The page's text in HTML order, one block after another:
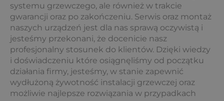
systemu grzewczego, ale również w trakcie
gwarancji oraz po zakończeniu. Serwis oraz montaż
naszych urządzeń jest dla nas sprawą oczywistą i
jesteśmy przekonani, że docenicie nasz
profesjonalny stosunek do klientów. Dzięki wiedzy
i doświadczeniu które osiągnęliśmy od początku
działania firmy, jesteśmy, w stanie zapewnić
wydłużoną żywotność instalacji grzewczej oraz
możliwie najlepsze rozwiązania w przypadkach